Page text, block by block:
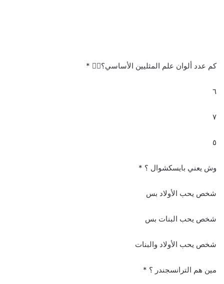
كم عدد ألوان علم المثليين الأساسي؟🏳️‍🌈 *
٦
٧
٥
وش يعني بايسكشوال ؟ *
شخص يحب الأولاد بس
شخص يحب البنات بس
شخص يحب الأولاد والبنات
مين هم الترانسجندر ؟ *